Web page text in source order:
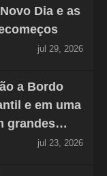
Dia e as
jul 29, 2026
a Bordo
e em uma
grandes…
jul 23, 2026